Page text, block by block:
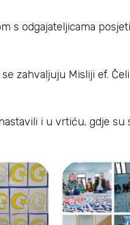
s odgajateljicama
zahvaljuju Misliji ef.
i u vrtiću, gdje